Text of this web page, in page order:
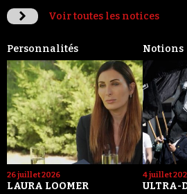
Voir toutes les notices
Personnalités
26 juillet 2026
LAURA LOOMER
Notions
4 juillet
ULTRA-